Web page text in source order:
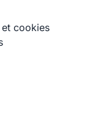
et cookies